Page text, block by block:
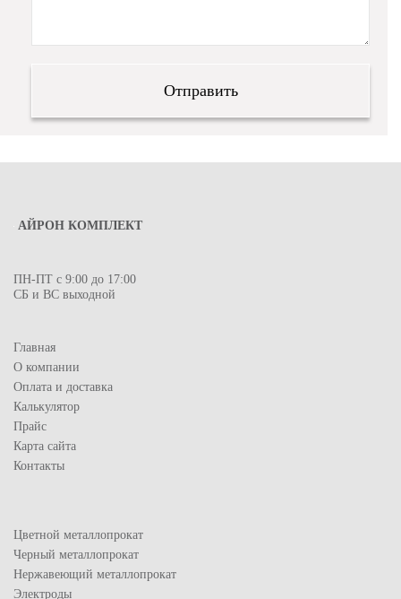
АЙРОН КОМПЛЕКТ
ПН-ПТ с 9:00 до 17:00
СБ и ВС выходной
Главная
О компании
Оплата и доставка
Калькулятор
Прайс
Карта сайта
Контакты
Цветной металлопрокат
Черный металлопрокат
Нержавеющий металлопрокат
Электроды